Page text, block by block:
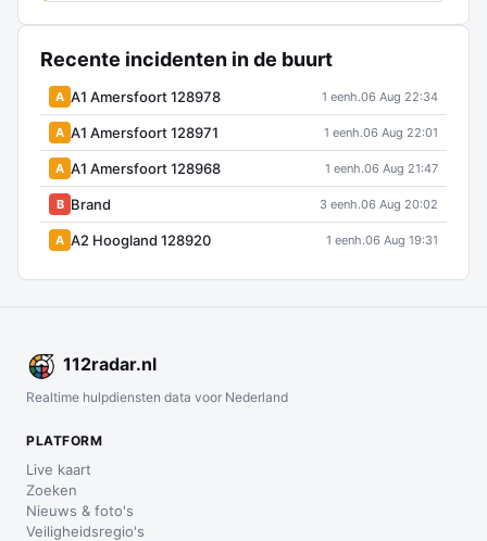
Recente incidenten in de buurt
A A1 Amersfoort 128978 1 eenh.06 Aug 22:34
A A1 Amersfoort 128971 1 eenh.06 Aug 22:01
A A1 Amersfoort 128968 1 eenh.06 Aug 21:47
B Brand 3 eenh.06 Aug 20:02
A A2 Hoogland 128920 1 eenh.06 Aug 19:31
112radar.nl
Realtime hulpdiensten data voor Nederland
PLATFORM
Live kaart
Zoeken
Nieuws & foto's
Veiligheidsregio's